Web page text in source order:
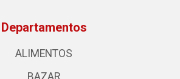
Departamentos
ALIMENTOS